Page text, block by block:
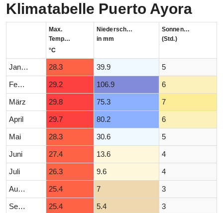
Klimatabelle Puerto Ayora
Max.
Temperatur
°C
Niederschlag
in mm
Sonnenstunden
(Std.)
Januar 28.3 39.9 5
Februar 29.2 106.9 6
März 29.8 75.3 7
April 29.7 80.2 6
Mai 28.3 30.6 5
Juni 27.4 13.6 4
Juli 26.3 9.6 4
August 25.4 7 3
September 25.4 5.4 3